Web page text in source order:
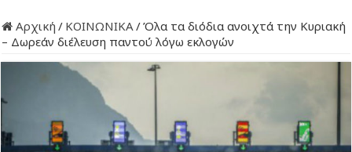
Αρχική / ΚΟΙΝΩΝΙΚΑ/Όλα τα διόδια ανοιχτά την Κυριακή
– Δωρεάν διέλευση παντού λόγω εκλογών